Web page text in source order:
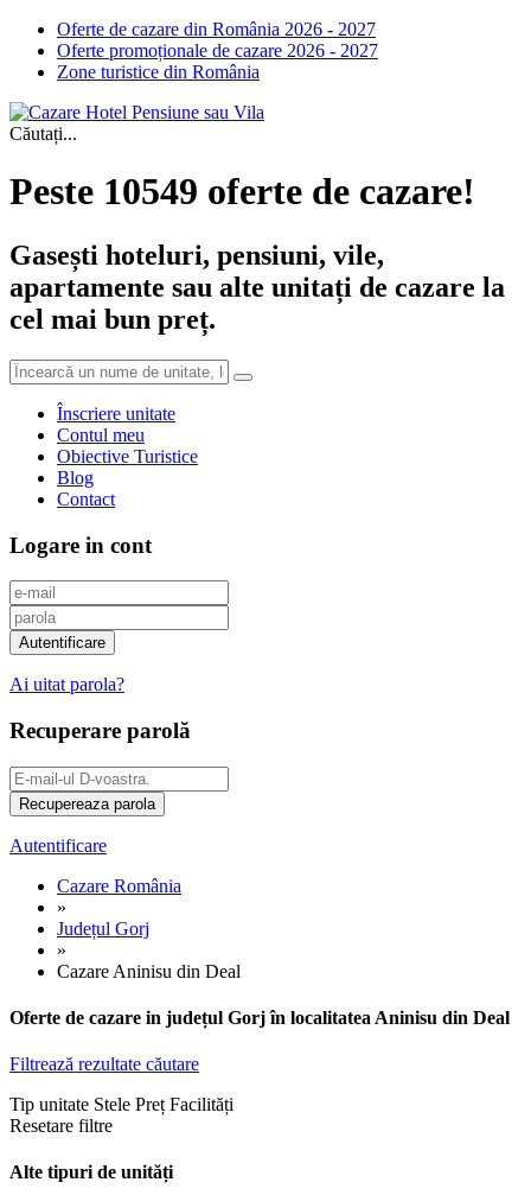
Oferte de cazare din România 2026 - 2027
Oferte promoționale de cazare 2026 - 2027
Zone turistice din România
Căutați...
Peste 10549 oferte de cazare!
Gasești hoteluri, pensiuni, vile,
apartamente sau alte unitați de cazare la
cel mai bun preț.
Înscriere unitate
Contul meu
Obiective Turistice
Blog
Contact
Logare in cont
Ai uitat parola?
Recuperare parolă
Autentificare
Cazare România
»
Județul Gorj
»
Cazare Aninisu din Deal
Oferte de cazare in județul Gorj în localitatea Aninisu din Deal
Filtrează rezultate căutare
Tip unitate Stele Preț Facilități
Resetare filtre
Alte tipuri de unități